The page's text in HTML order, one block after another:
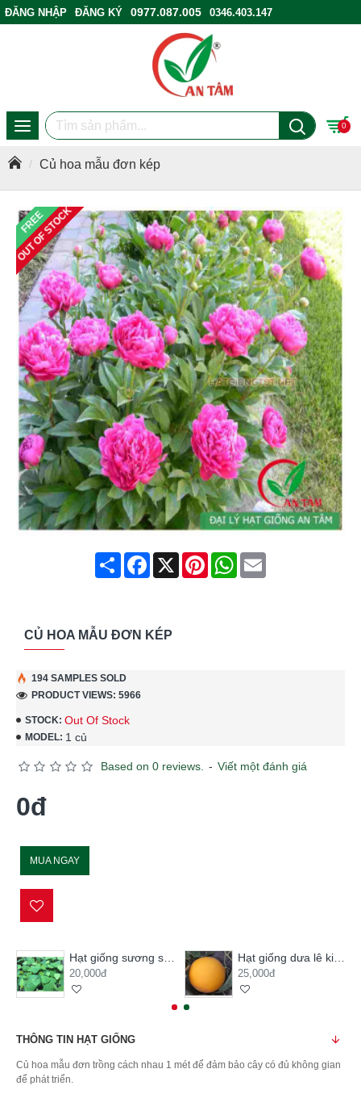
ĐĂNG NHẬP ĐĂNG KÝ 0977.087.005
0346.403.147
0
Củ hoa mẫu đơn kép
FREE
OUT OF STOCK
ShareFacebook
X PinterestWhatsApp
Email
CỦ HOA MẪU ĐƠN KÉP
STOCK: Out Of Stock
MODEL: 1 củ
194 SAMPLES SOLD
PRODUCT VIEWS: 5966
Based on 0 reviews. - Viết một đánh giá
0đ
MUA NGAY
Hạt giống sương sâm lông
20,000đ
Hạt giống dưa lê kim hoàng hậu
25,000đ
THÔNG TIN HẠT GIỐNG
Củ hoa mẫu đơn trồng cách nhau 1 mét để đảm bảo cây có đủ không gian
để phát triển.